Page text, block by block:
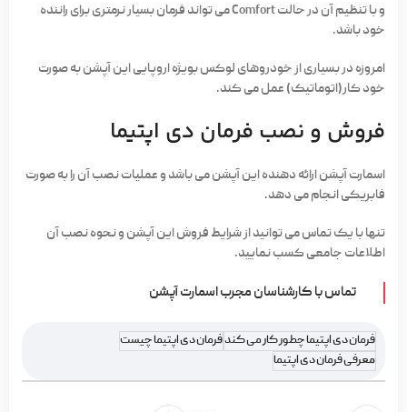
و با تنظیم آن در حالت Comfort می تواند فرمان بسیار نرمتری برای راننده
خود باشد.
امروزه در بسیاری از خودروهای لوکس بویژه اروپایی این آپشن به صورت
خود کار(اتوماتیک) عمل می کند.
فروش و نصب فرمان دی اپتیما
اسمارت آپشن ارائه دهنده این آپشن می باشد و عملیات نصب آن را به صورت
فابریکی انجام می دهد.
تنها با یک تماس می توانید از شرایط فروش این آپشن و نحوه نصب آن
اطلاعات جامعی کسب نمایید.
تماس باکارشناسانمجرب اسمارت آپشن
فرمان دی اپتیما چطور کار می کندفرمان دی اپتیما چیست
معرفی فرمان دی اپتیما